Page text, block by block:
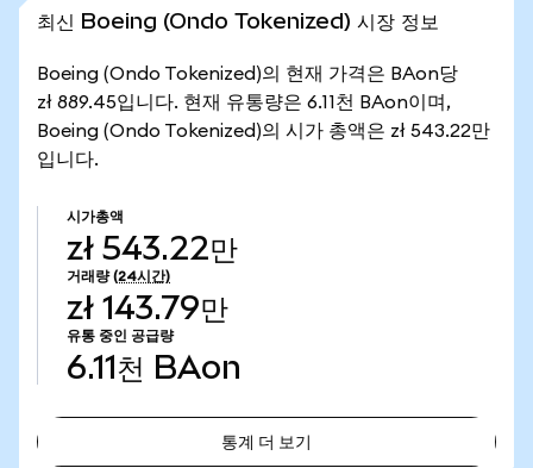
최신 Boeing (Ondo Tokenized) 시장 정보
Boeing (Ondo Tokenized)의 현재 가격은 BAon당
zł 889.45입니다. 현재 유통량은 6.11천 BAon이며,
Boeing (Ondo Tokenized)의 시가 총액은 zł 543.22만
입니다.
시가총액
zł 543.22만
거래량 (24시간)
zł 143.79만
유통 중인 공급량
6.11천 BAon
통계 더 보기